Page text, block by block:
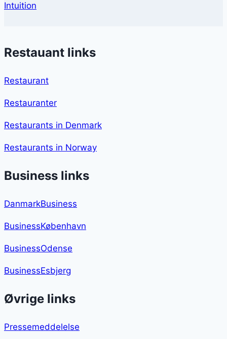
Intuition
Restauant links
Restaurant
Restauranter
Restaurants in Denmark
Restaurants in Norway
Business links
DanmarkBusiness
BusinessKøbenhavn
BusinessOdense
BusinessEsbjerg
Øvrige links
Pressemeddelelse